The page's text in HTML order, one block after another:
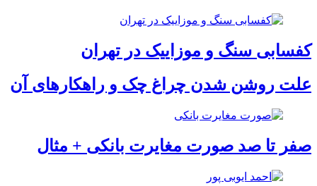
کفسابی سنگ و موزاییک در تهران
علت روشن شدن چراغ چک و راهکارهای آن
صفر تا صد صورت مغایرت بانکی + مثال